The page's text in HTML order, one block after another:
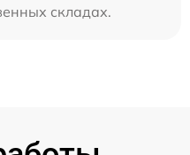
складах.